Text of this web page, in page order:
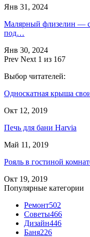
Янв 31, 2024
Малярный флизелин —
под…
Янв 30, 2024
Prev Next 1 из 167
Выбор читателей:
Односкатная крыша
Окт 12, 2019
Печь для бани Harvia
Май 11, 2019
Рояль в гостиной
Окт 19, 2019
Популярные категории
Ремонт502
Советы466
Дизайн446
Баня226